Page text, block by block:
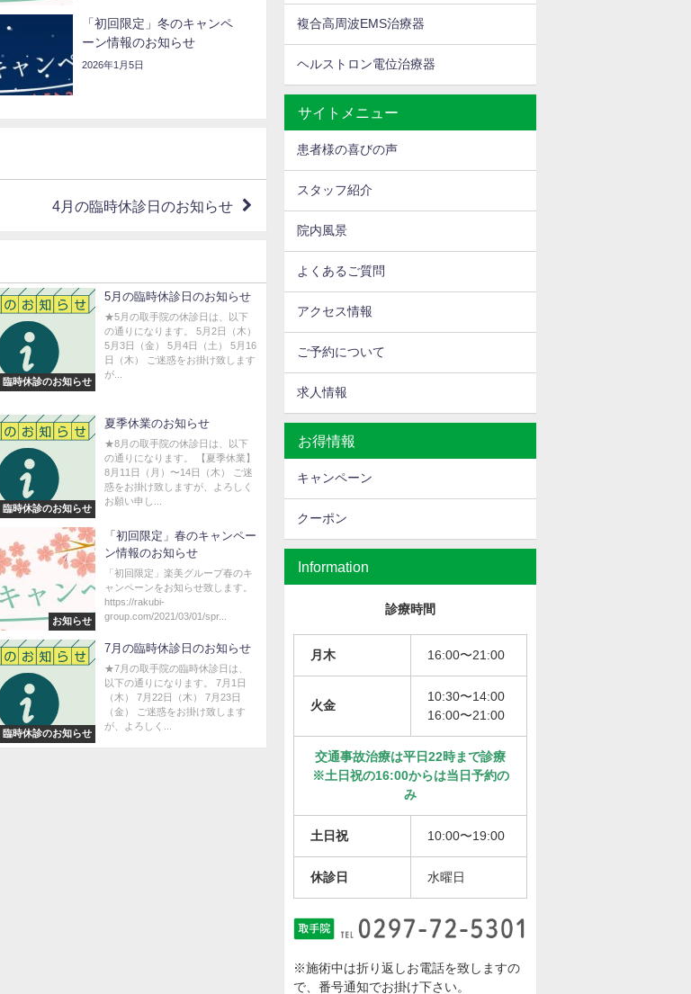
「初回限定」冬のキャンペ
ーン情報のお知らせ
2026年1月5日
4月の臨時休診日のお知らせ
臨時休診のお知らせ
5月の臨時休診日のお知らせ
★5月の取手院の休診日は、以下
の通りになります。 5月2日（木）
5月3日（金） 5月4日（土） 5月16
日（木） ご迷惑をお掛け致します
が...
臨時休診のお知らせ
夏季休業のお知らせ
★8月の取手院の休診日は、以下
の通りになります。 【夏季休業】
8月11日（月）〜14日（木） ご迷
惑をお掛け致しますが、よろしく
お願い申し...
お知らせ
「初回限定」春のキャンペー
ン情報のお知らせ
「初回限定」楽美グループ春のキ
ャンペーンをお知らせ致します。
https://rakubi-
group.com/2021/03/01/spr...
臨時休診のお知らせ
7月の臨時休診日のお知らせ
★7月の取手院の臨時休診日は、
以下の通りになります。 7月1日
（木） 7月22日（木） 7月23日
（金） ご迷惑をお掛け致します
が、よろしく...
複合高周波EMS治療器
ヘルストロン電位治療器
サイトメニュー
患者様の喜びの声
スタッフ紹介
院内風景
よくあるご質問
アクセス情報
ご予約について
求人情報
お得情報
キャンペーン
クーポン
Information
診療時間
月木 16:00〜21:00
火金
10:30〜14:00
16:00〜21:00
交通事故治療は平日22時まで診療
※土日祝の16:00からは当日予約の
み
土日祝 10:00〜19:00
休診日 水曜日
※施術中は折り返しお電話を致しますの
で、番号通知でお掛け下さい。